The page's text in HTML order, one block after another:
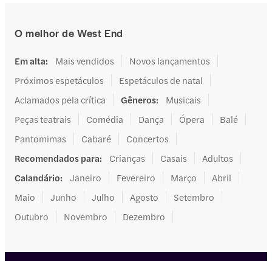
O melhor de West End
Em alta: Mais vendidos
Novos lançamentos
Próximos espetáculos
Espetáculos de natal
Aclamados pela crítica
Gêneros:
Musicais
Peças teatrais
Comédia Dança Ópera
Balé
Pantomimas
Cabaré
Concertos
Recomendados para: Crianças Casais
Adultos
Calandário: Janeiro Fevereiro Março
Abril
Maio
Junho Julho Agosto
Setembro
Outubro
Novembro Dezembro